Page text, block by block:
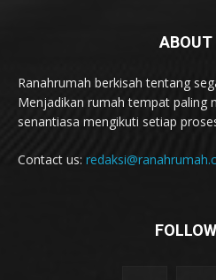
ABOUT
Ranahrumah berkisah tentang
Menjadikan rumah tempat paling
senantiasa mengikuti setiap
Contact us: